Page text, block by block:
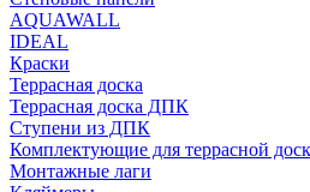
AQUAWALL
IDEAL
Краски
Террасная доска
Террасная доска ДПК
Ступени из ДПК
Комплектующие для террасной
Монтажные лаги